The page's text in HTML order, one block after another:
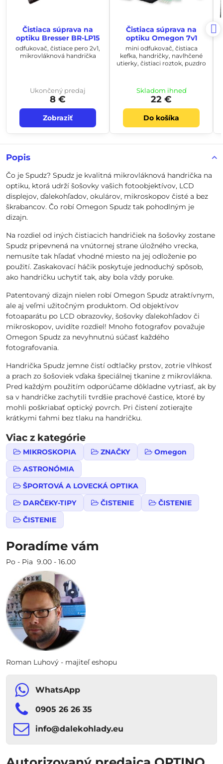
Popis
Čo je Spudz? Spudz je kvalitná mikrovláknová handrička na
optiku, ktorá udrží šošovky vašich fotoobjektívov, LCD
displejov, ďalekohľadov, okulárov, mikroskopov čisté a bez
škrabancov. Čo robí Omegon Spudz tak pohodlným je
dizajn.
Na rozdiel od iných čistiacich handričiek na šošovky zostane
Spudz pripevnená na vnútornej strane úložného vrecka,
nemusíte tak hľadať vhodné miesto na jej odloženie po
použití. Zaskakovací háčik poskytuje jednoduchý spôsob,
ako handričku uchytiť tak, aby bola vždy poruke.
Patentovaný dizajn nielen robí Omegon Spudz atraktívnym,
ale aj veľmi užitočným produktom. Od objektívov
fotoaparátu po LCD obrazovky, šošovky ďalekohľadov či
mikroskopov, uvidíte rozdiel! Mnoho fotografov považuje
Omegon Spudz za nevyhnutnú súčasť každého
fotografovania.
Handrička Spudz jemne čistí odtlačky prstov, zotrie vlhkosť
a prach zo šošoviek vďaka špeciálnej tkanine z mikrovlákna.
Pred každým použitím odporúčame dôkladne vytriasť, ak by
sa v handričke zachytili tvrdšie prachové častice, ktoré by
mohli poškriabať optický povrch. Pri čistení zotierajte
krátkymi ťahmi bez tlaku na handričku.
Viac z kategórie
MIKROSKOPIA ZNAČKY
Omegon
ASTRONÓMIA
ŠPORTOVÁ A LOVECKÁ OPTIKA
DARČEKY-TIPY
ČISTENIE
ČISTENIE
ČISTENIE
Poradíme vám
Po - Pia 9.00 - 16.00
Roman Luhový - majiteľ eshopu
WhatsApp
0905 26 26 35
info​​@dalekohlady​​.eu
Čistiaca súprava na
optiku Bresser BR-LP15
odfukovač, čistiace pero 2v1,
mikrovláknová handrička
Ukončený predaj
8 €
Zobraziť
Čistiaca súprava na
optiku Omegon 7v1
mini odfukovač, čistiaca
kefka, handričky, navlhčené
utierky, čistiaci roztok, puzdro
Skladom ihneď
22 €
Do košíka